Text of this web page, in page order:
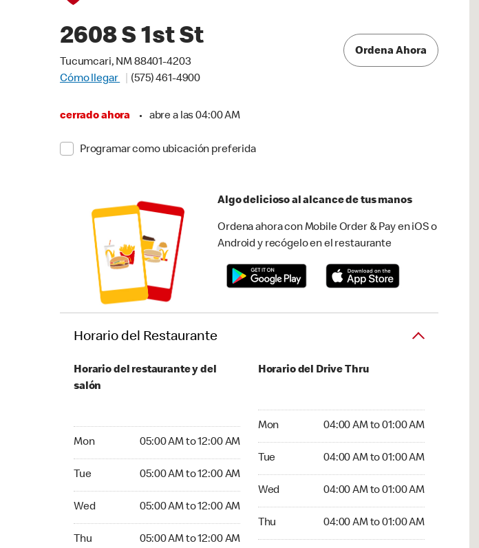
2608 S 1st St
Tucumcari, NM 88401-4203
Cómo llegar
(575) 461-4900
cerrado ahora • abre a las 04:00 AM
Programar como ubicación preferida
Ordena Ahora
Algo delicioso al alcance de tus manos
Ordena ahora con Mobile Order & Pay en iOS o
Android y recógelo en el restaurante
Horario del Restaurante
Horario del restaurante y del
salón
Mon 05:00 AM to 12:00 AM
Tue 05:00 AM to 12:00 AM
Wed 05:00 AM to 12:00 AM
Thu 05:00 AM to 12:00 AM
Horario del Drive Thru
Mon 04:00 AM to 01:00 AM
Tue 04:00 AM to 01:00 AM
Wed 04:00 AM to 01:00 AM
Thu 04:00 AM to 01:00 AM